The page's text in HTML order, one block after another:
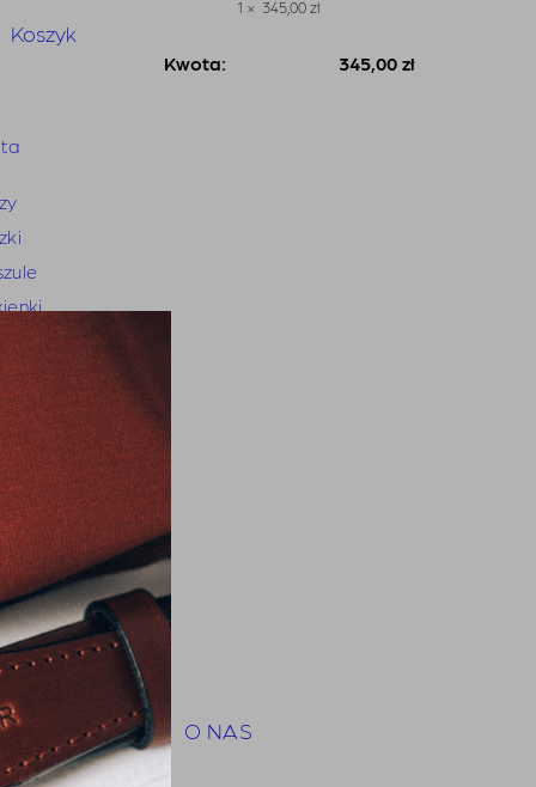
Koszyk
1 × 345,00 zł
Kwota: 345,00 zł
i kamizelki
i kardigany
i narzutki
i płaszcze
O NAS